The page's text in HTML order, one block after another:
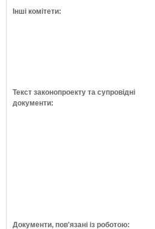
Інші комітети:
Текст законопроекту та супровідні
документи:
Документи, пов'язані із роботою: